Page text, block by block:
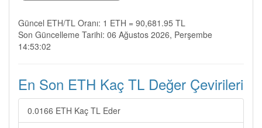
Güncel ETH/TL Oranı: 1 ETH = 90,681.95 TL
Son Güncelleme Tarihi: 06 Ağustos 2026, Perşembe
14:53:02
En Son ETH Kaç TL Değer Çevirileri
0.0166 ETH Kaç TL Eder